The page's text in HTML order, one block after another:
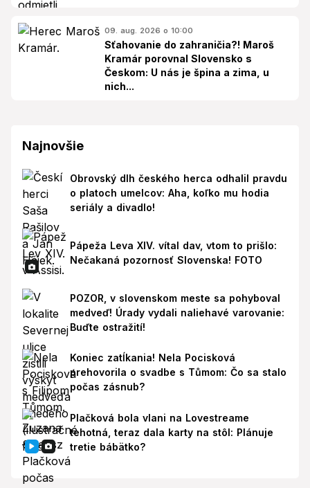
09. aug. 2026 o 10:00
Sťahovanie do zahraničia?! Maroš
Kramár porovnal Slovensko s
Českom: U nás je špina a zima, u
nich...
Najnovšie
Obrovský dlh českého herca odhalil pravdu
o platoch umelcov: Aha, koľko mu hodia
seriály a divadlo!
Pápeža Leva XIV. vítal dav, vtom to prišlo:
Nečakaná pozornosť Slovenska! FOTO
POZOR, v slovenskom meste sa pohyboval
medveď! Úrady vydali naliehavé varovanie:
Buďte ostražití!
Koniec zatĺkania! Nela Pocisková
prehovorila o svadbe s Tůmom: Čo sa stalo
počas zásnub?
Plačková bola vlani na Lovestreame
tehotná, teraz dala karty na stôl: Plánuje
tretie bábätko?